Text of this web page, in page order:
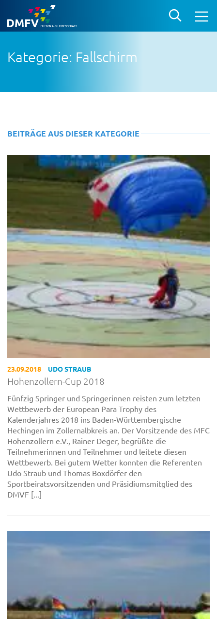
Kategorie: Fallschirm
BEITRÄGE AUS DIESER KATEGORIE
23.09.2018 UDO STRAUB
Hohenzollern-Cup 2018
Fünfzig Springer und Springerinnen reisten zum letzten
Wettbewerb der European Para Trophy des
Kalenderjahres 2018 ins Baden-Württembergische
Hechingen im Zollernalbkreis an. Der Vorsitzende des MFC
Hohenzollern e.V., Rainer Deger, begrüßte die
Teilnehmerinnen und Teilnehmer und leitete diesen
Wettbewerb. Bei gutem Wetter konnten die Referenten
Udo Straub und Thomas Boxdörfer den
Sportbeiratsvorsitzenden und Präsidiumsmitglied des
DMVF [...]